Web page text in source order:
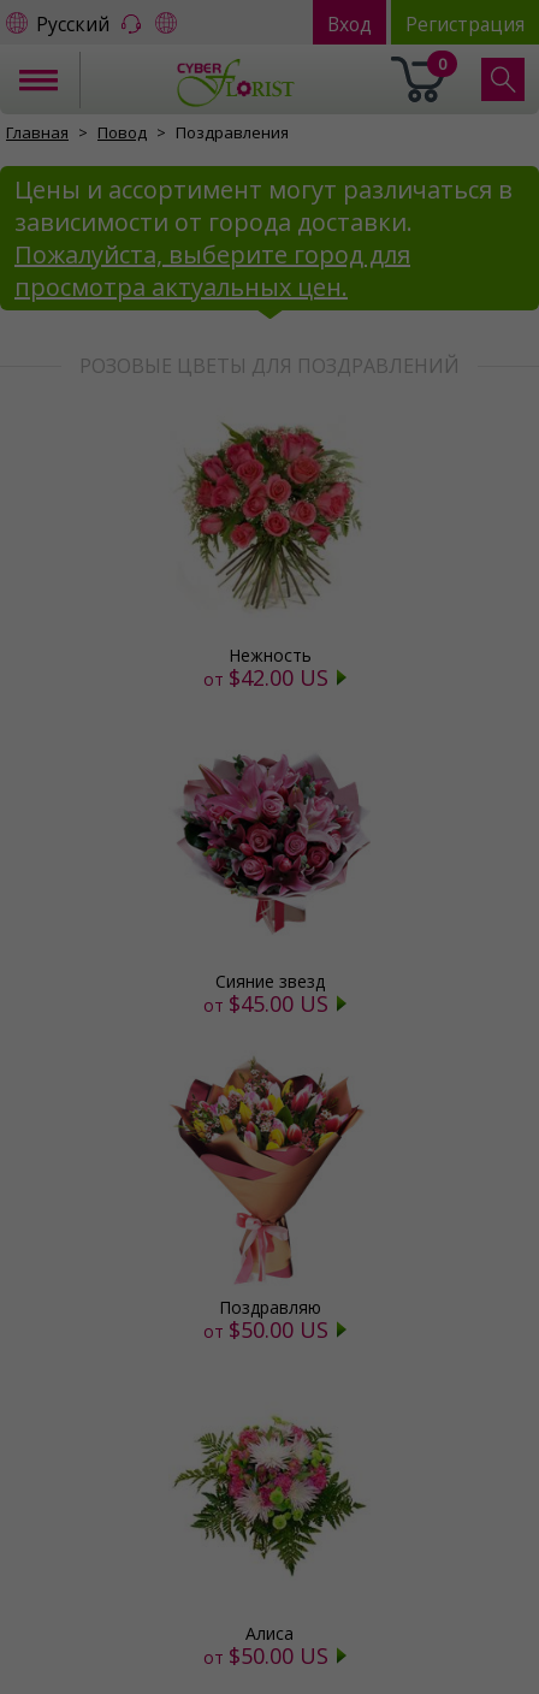
Русский Вход Регистрация
0
Главная Повод Поздравления
Цены и ассортимент могут различаться в
зависимости от города доставки.
Пожалуйста, выберите город для
просмотра актуальных цен.
РОЗОВЫЕ ЦВЕТЫ ДЛЯ ПОЗДРАВЛЕНИЙ
Нежность
от $42.00 US
Сияние звезд
от $45.00 US
Поздравляю
от $50.00 US
Алиса
от $50.00 US